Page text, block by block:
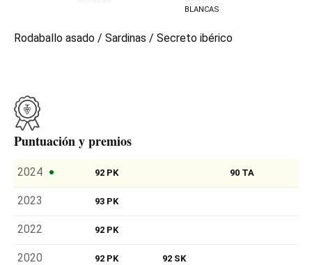
BLANCAS
Rodaballo asado / Sardinas / Secreto ibérico
Puntuación y premios
2024 92 PK 90 TA
2023 93 PK
2022 92 PK
2020 92 PK 92 SK